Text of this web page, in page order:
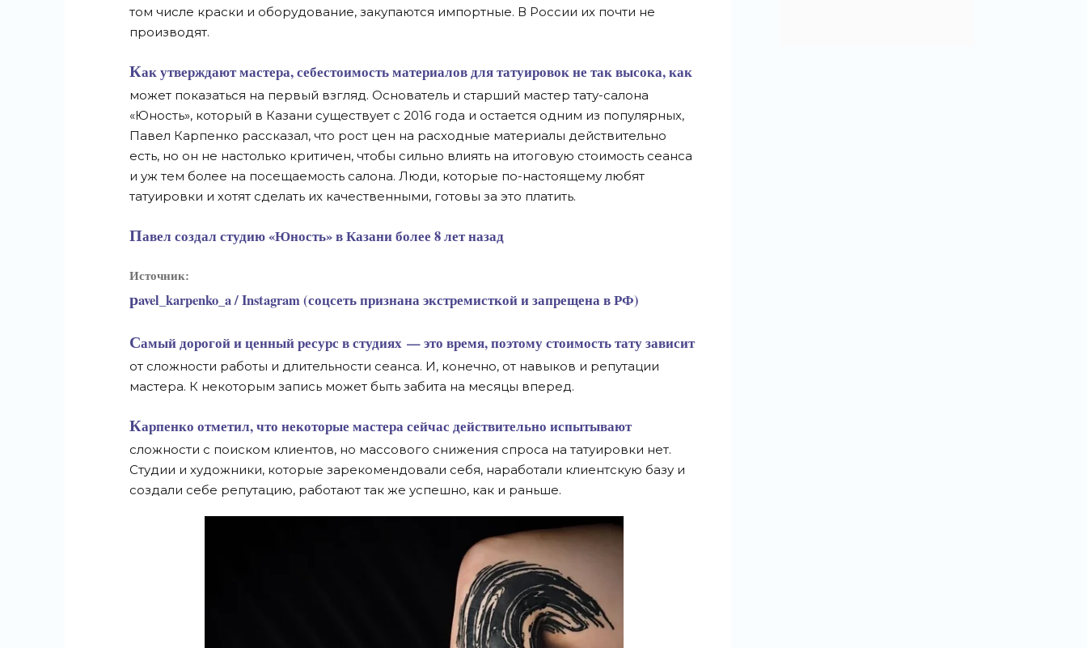
том числе краски и оборудование, закупаются импортные. В России их почти не
производят.
Как утверждают мастера, себестоимость материалов для татуировок не так высока, как
может показаться на первый взгляд. Основатель и старший мастер тату-салона
«Юность», который в Казани существует с 2016 года и остается одним из популярных,
Павел Карпенко рассказал, что рост цен на расходные материалы действительно
есть, но он не настолько критичен, чтобы сильно влиять на итоговую стоимость сеанса
и уж тем более на посещаемость салона. Люди, которые по-настоящему любят
татуировки и хотят сделать их качественными, готовы за это платить.
Павел создал студию «Юность» в Казани более 8 лет назад
Источник:
pavel_karpenko_a / Instagram (соцсеть признана экстремисткой и запрещена в РФ)
Самый дорогой и ценный ресурс в студиях — это время, поэтому стоимость тату зависит
от сложности работы и длительности сеанса. И, конечно, от навыков и репутации
мастера. К некоторым запись может быть забита на месяцы вперед.
Карпенко отметил, что некоторые мастера сейчас действительно испытывают
сложности с поиском клиентов, но массового снижения спроса на татуировки нет.
Студии и художники, которые зарекомендовали себя, наработали клиентскую базу и
создали себе репутацию, работают так же успешно, как и раньше.